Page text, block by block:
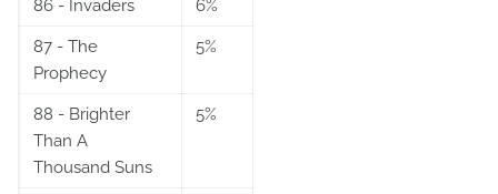
86 - Invaders 6%
87 - The
Prophecy
5%
88 - Brighter
Than A
Thousand Suns
5%